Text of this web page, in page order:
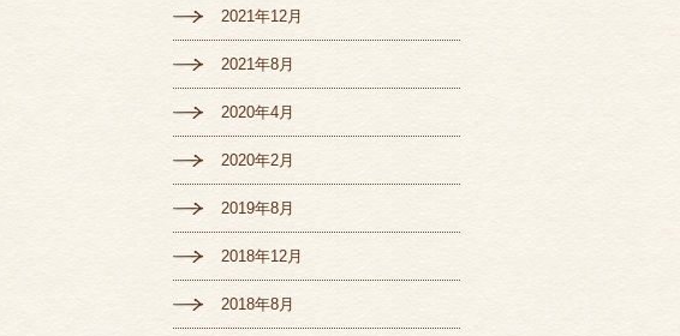
2021年12月
2021年8月
2020年4月
2020年2月
2019年8月
2018年12月
2018年8月